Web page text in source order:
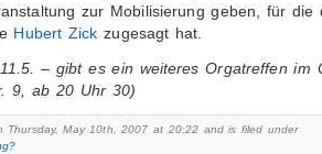
zur Mobilisierung geben, für die
Hubert Zick zugesagt hat.
– gibt es ein weiteres Orgatreffen im
9, ab 20 Uhr 30)
Thursday, May 10th, 2007 at 20:22 and is filed under